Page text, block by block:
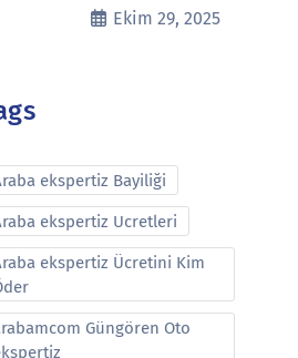
Ekim 29, 2025
ekspertiz Bayiliği
ekspertiz Ucretleri
ekspertiz Ücretini Kim
Güngören Oto